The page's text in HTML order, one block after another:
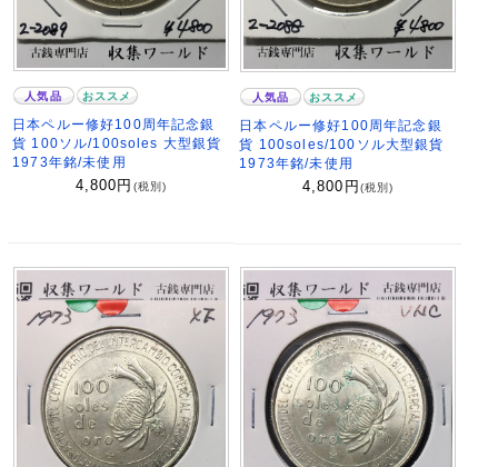
人気品 おススメ
日本ペルー修好100周年記念銀
貨 100ソル/100soles 大型銀貨
1973年銘/未使用
4,800 円 (税別)
人気品 おススメ
日本ペルー修好100周年記念銀
貨 100soles/100ソル大型銀貨
1973年銘/未使用
4,800 円 (税別)